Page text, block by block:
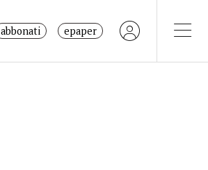
abbonati epaper